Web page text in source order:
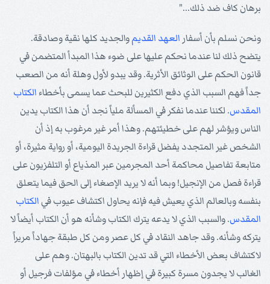
برهان كاف ضد ذلك..."
ونحن نسلم بأن أسفار العهد القديموالجديد كلها نقية وصادقة.
يتضح ذلك لنا عندما نحكم عليها على ضوء هذا المبدأ المتضمن في
قانون الحكم على الوثائق الأثرية. وقد يبدو لأول وهلة أنه من الصعب
جداً فهم السبب الذي دفع الكثيرين للبحث عما يسمى بأخطاء الكتاب
المقدس. لكننا عندما نفكر في المسألة ملياً نجد أن هذا الكتاب يدين
الناس ويؤشر لهم على خطيئتهم. وهذا أمر غير مرغوب به إذ أن
الشخص غير المتجدد يفضل قراءة الجريدة اليومية، أو رواية مثيرة، أو
متابعة تفاصيل محاكمة أحد المجرمين عبر المذياع أو التلفزيون على
قراءة فصل من الإنجيل! وبما أنه لا يريد الإصغاء إلى الحق فيما يتعلق
بنفسه وبالعالم الذي يعيش فيه فإنه يحاول اكتشاف عيوب في الكتاب
المقدس. والسبب الذي لا يدعه يترك الكتاب وشأنه هو أن الكتاب أيضاً لا
يتركه وشأنه. وقد جاهد النقاد في كل عصر ومن كل طبقة جهاداً مريراً
لاكتشاف بعض الأخطاء التي قد تدين الكتاب بالبهتان. وهم على
الغالب لا يجدون مسرة كبيرة في إظهار أخطاء في مؤلفات فرجيل أو